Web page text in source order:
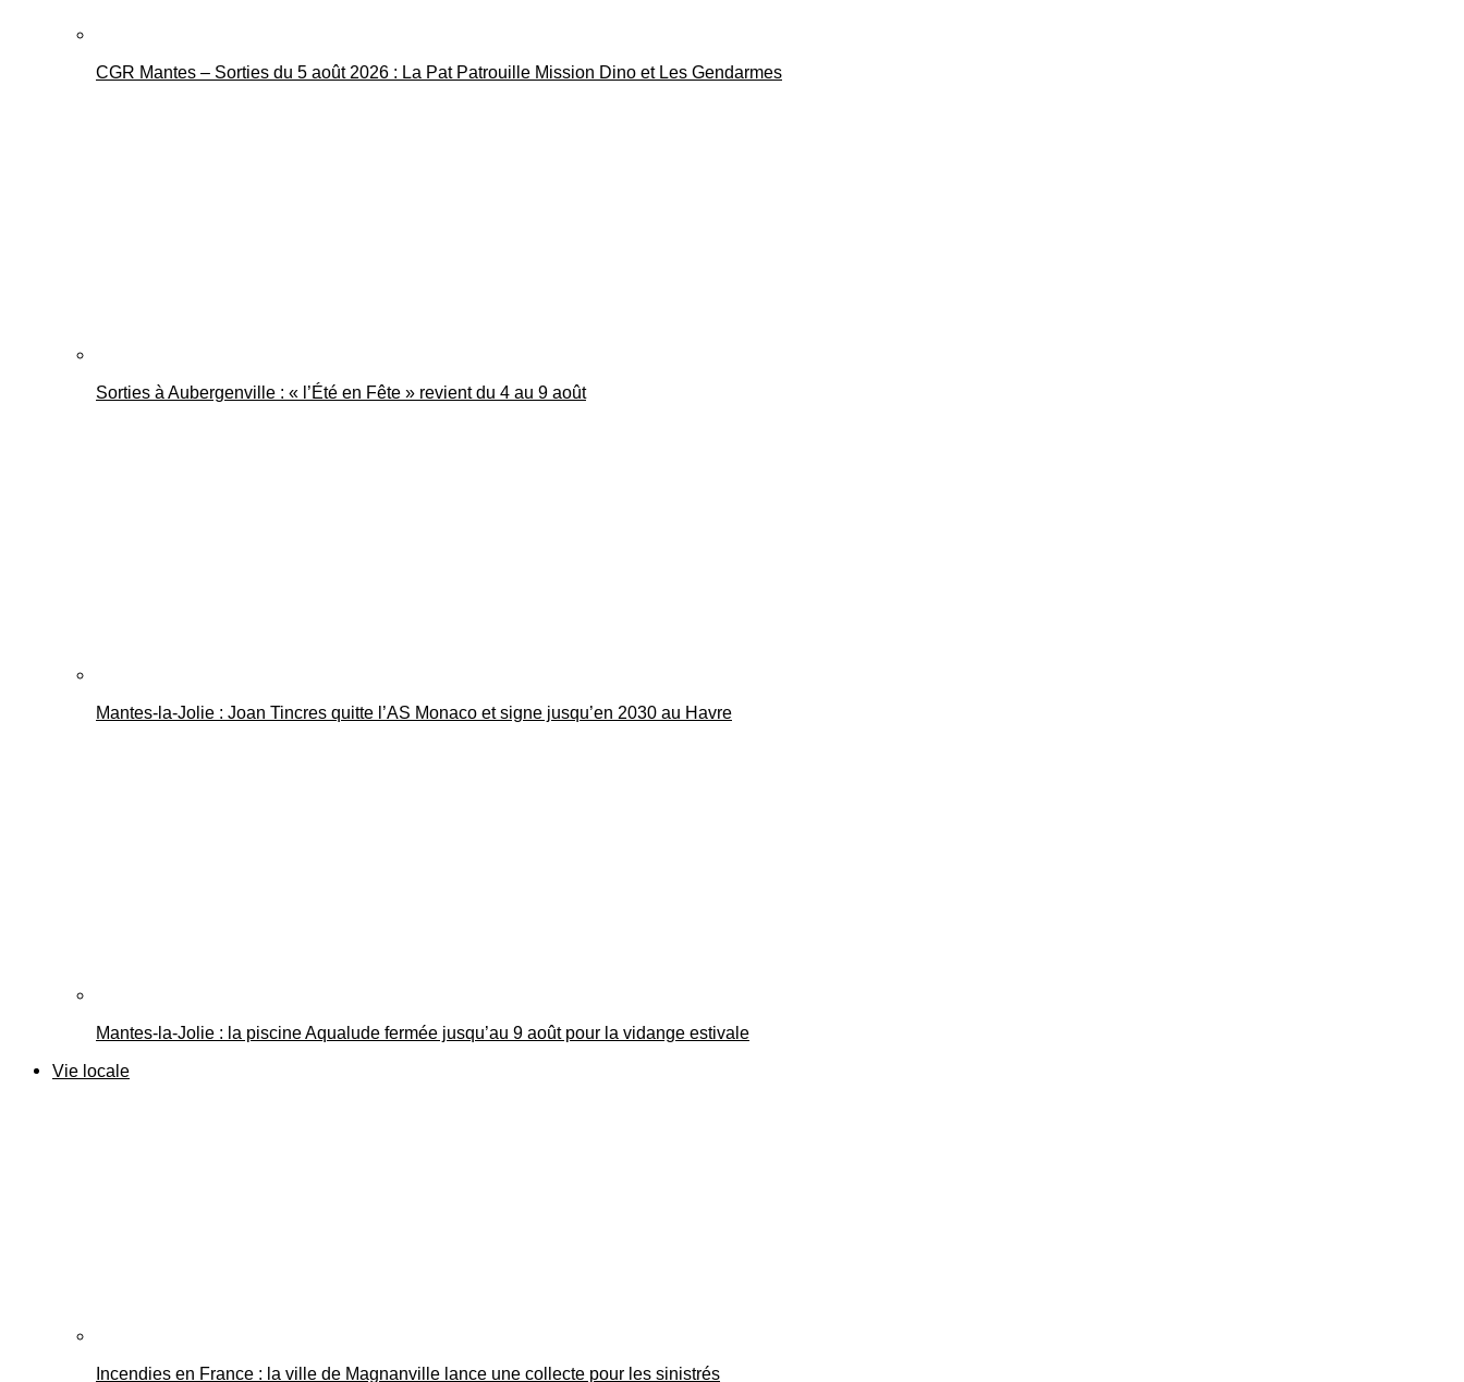
CGR Mantes – Sorties du 5 août 2026 : La Pat Patrouille Mission Dino et Les Gendarmes
Sorties à Aubergenville : « l’Été en Fête » revient du 4 au 9 août
Mantes-la-Jolie : Joan Tincres quitte l’AS Monaco et signe jusqu’en 2030 au Havre
Mantes-la-Jolie : la piscine Aqualude fermée jusqu’au 9 août pour la vidange estivale
Vie locale
Incendies en France : la ville de Magnanville lance une collecte pour les sinistrés